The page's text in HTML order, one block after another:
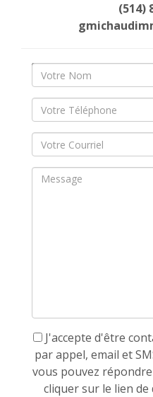
(514)
J'accepte d'être
par appel, email et
vous pouvez
cliquer sur le lien